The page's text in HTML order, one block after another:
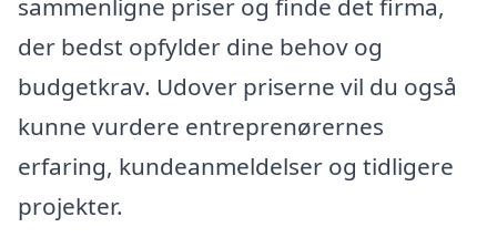
sammenligne priser og finde det firma,
der bedst opfylder dine behov og
budgetkrav. Udover priserne vil du også
kunne vurdere entreprenørernes
erfaring, kundeanmeldelser og tidligere
projekter.